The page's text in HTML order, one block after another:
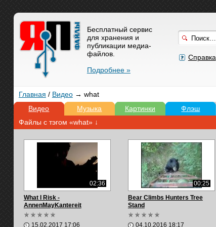
Справка
Бесплатный сервис
для хранения и
публикации медиа-
файлов.
Подробнее »
Главная / Видео→ what
Видео
Музыка Картинки Флэш
Файлы с тэгом «what» ↓
02:36
What I Risk -
AnnenMayKantereit
15.02.2017 17:06
00:25
Bear Climbs Hunters Tree
Stand
04.10.2016 18:17